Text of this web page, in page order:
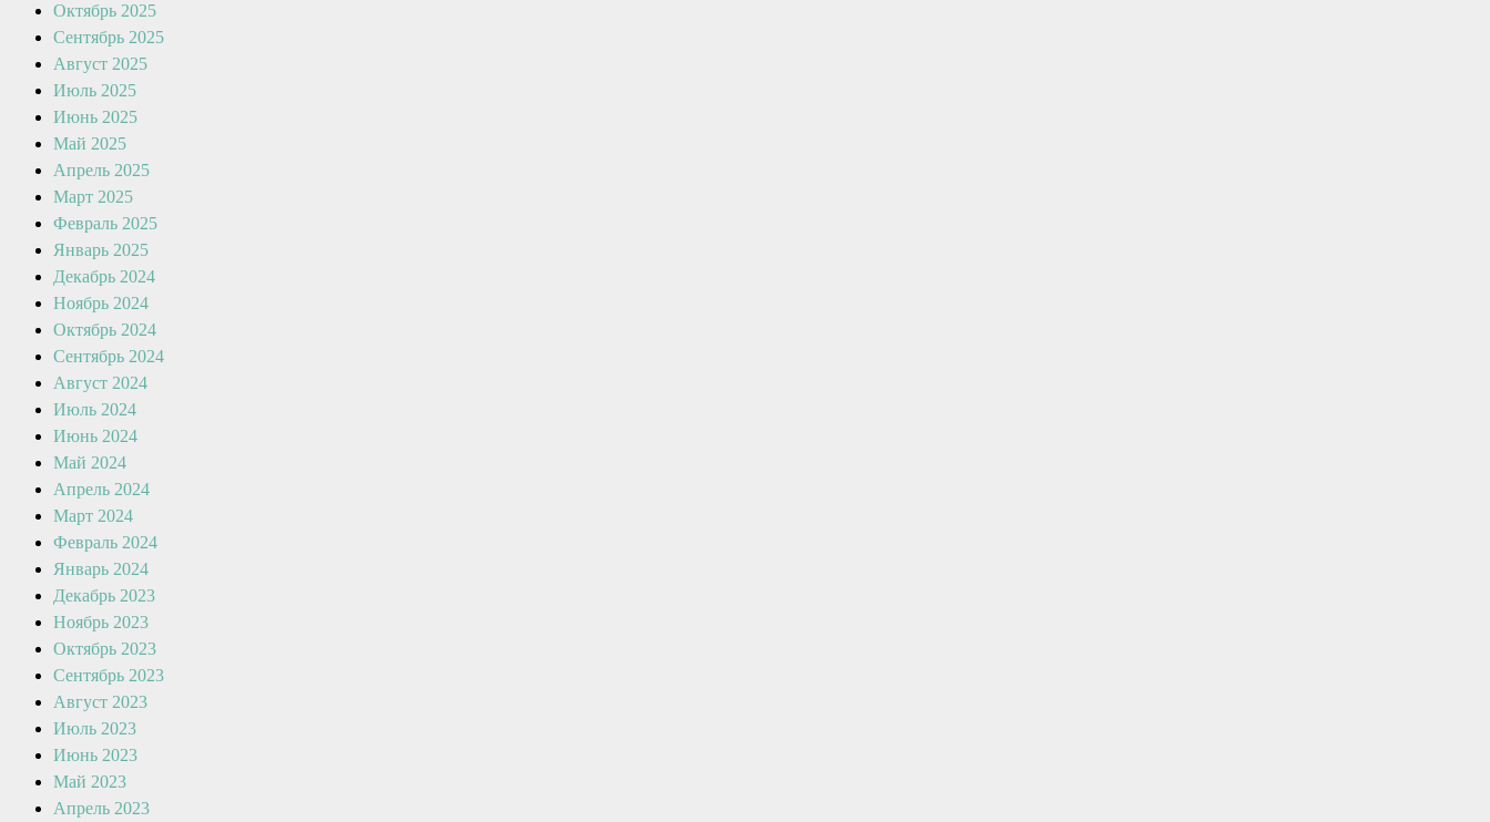
Октябрь 2025
Сентябрь 2025
Август 2025
Июль 2025
Июнь 2025
Май 2025
Апрель 2025
Март 2025
Февраль 2025
Январь 2025
Декабрь 2024
Ноябрь 2024
Октябрь 2024
Сентябрь 2024
Август 2024
Июль 2024
Июнь 2024
Май 2024
Апрель 2024
Март 2024
Февраль 2024
Январь 2024
Декабрь 2023
Ноябрь 2023
Октябрь 2023
Сентябрь 2023
Август 2023
Июль 2023
Июнь 2023
Май 2023
Апрель 2023